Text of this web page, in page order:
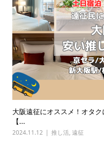
大阪遠征にオススメ！オタ
【...
2024.11.12 推し活, 遠征